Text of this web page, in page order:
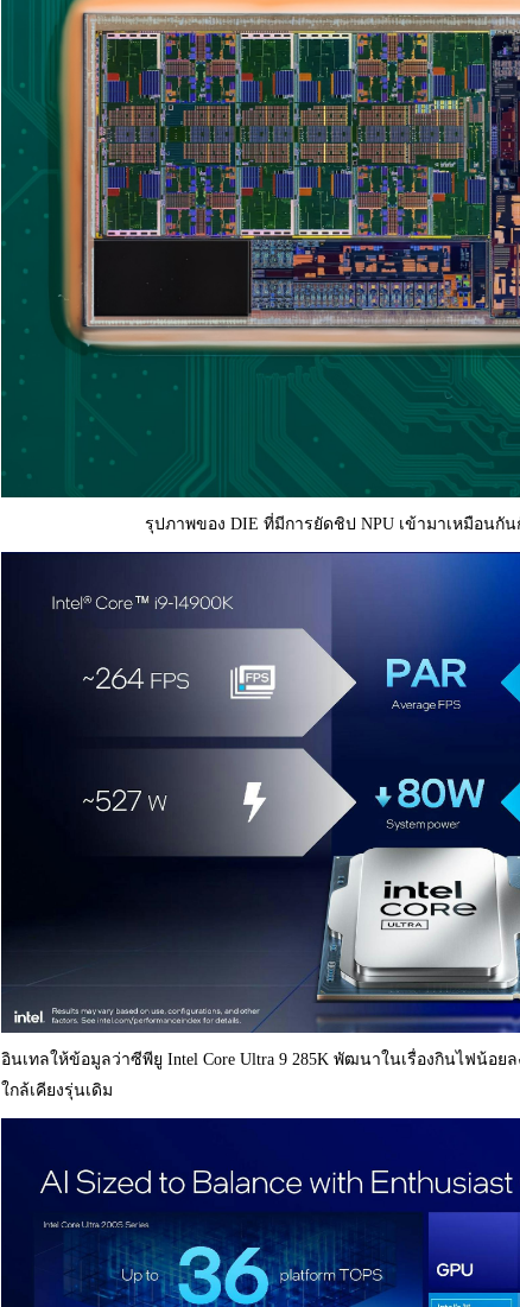
รุปภาพของ DIE ที่มีการยัดชิป NPU เข้ามาเหมือนกั
อินเทลให้ข้อมูลว่าซีพียู Intel Core Ultra 9 285K พัฒนาในเรื่องกินไฟน้อ
ใกล้เคียงรุ่นเดิม